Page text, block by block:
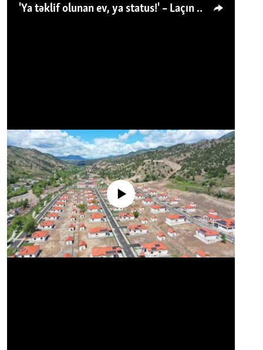
'Ya təklif olunan ev, ya status!' – Laçın köçkünü: 'Laçından başqa heç hara!'
No media source currently available